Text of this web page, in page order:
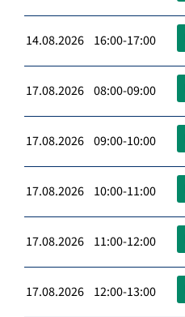
14.08.2026 16:00-17:00
17.08.2026 08:00-09:00
17.08.2026 09:00-10:00
17.08.2026 10:00-11:00
17.08.2026 11:00-12:00
17.08.2026 12:00-13:00